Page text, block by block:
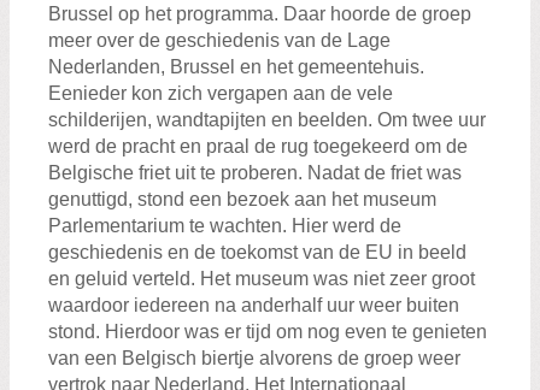
Brussel op het programma. Daar hoorde de groep
meer over de geschiedenis van de Lage
Nederlanden, Brussel en het gemeentehuis.
Eenieder kon zich vergapen aan de vele
schilderijen, wandtapijten en beelden. Om twee uur
werd de pracht en praal de rug toegekeerd om de
Belgische friet uit te proberen. Nadat de friet was
genuttigd, stond een bezoek aan het museum
Parlementarium te wachten. Hier werd de
geschiedenis en de toekomst van de EU in beeld
en geluid verteld. Het museum was niet zeer groot
waardoor iedereen na anderhalf uur weer buiten
stond. Hierdoor was er tijd om nog even te genieten
van een Belgisch biertje alvorens de groep weer
vertrok naar Nederland. Het Internationaal